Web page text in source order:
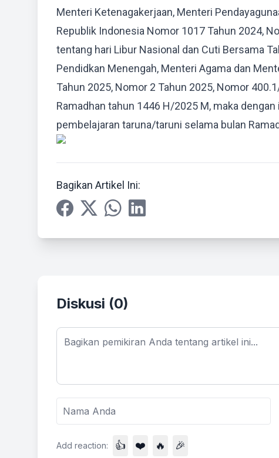
Menteri Ketenagakerjaan, Menteri
Republik Indonesia Nomor 1017 Tahun 2024,
tentang hari Libur Nasional dan Cuti Bersama
Pendidkan Menengah, Menteri Agama dan
Tahun 2025, Nomor 2 Tahun 2025, Nomor
Ramadhan tahun 1446 H/2025 M, maka
pembelajaran taruna/taruni selama bulan
Bagikan Artikel Ini:
FacebookTwitterWhatsAppLinkedIn
Diskusi (0)
Add reaction: 👍 ❤️ 🔥 🎉